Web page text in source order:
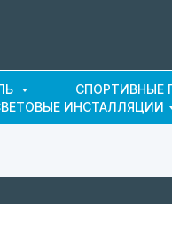
СПОРТИВНЫЕ
ИНСТАЛЛЯЦИИ